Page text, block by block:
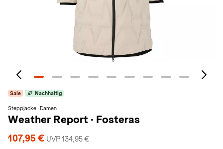
Sale Nachhaltig
Steppjacke · Damen
Weather Report · Fosteras
107,95 € UVP 134,95 €